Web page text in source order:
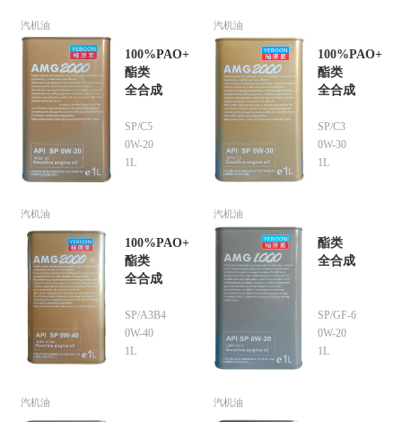
汽机油
100%PAO+
酯类
全合成
SP/C5
0W-20
1L
汽机油
100%PAO+
酯类
全合成
SP/C3
0W-30
1L
汽机油
100%PAO+
酯类
全合成
SP/A3B4
0W-40
1L
汽机油
酯类
全合成
SP/GF-6
0W-20
1L
汽机油 汽机油